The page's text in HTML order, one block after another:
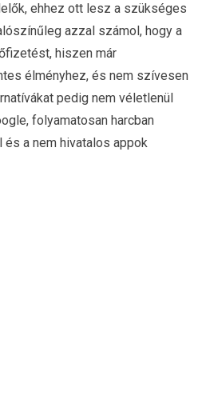
ehhez ott lesz a szükséges
azzal számol, hogy a
hiszen már
élményhez, és nem szívesen
pedig nem véletlenül
folyamatosan harcban
a nem hivatalos appok